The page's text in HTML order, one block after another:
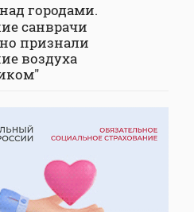
городами.
санврачи
признали
воздуха